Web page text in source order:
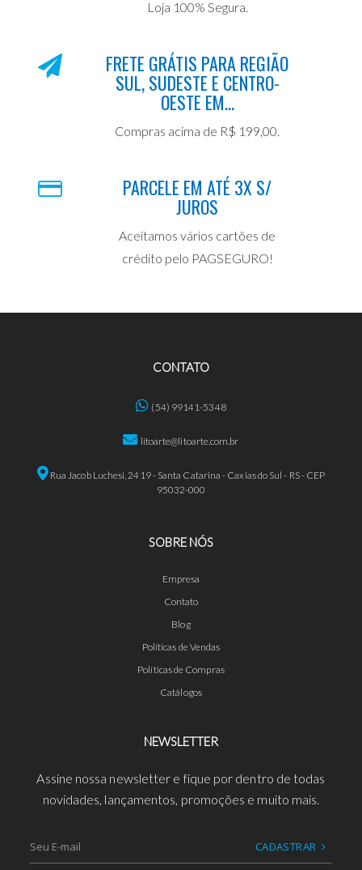
Loja 100% Segura.
FRETE GRÁTIS PARA REGIÃO
SUL, SUDESTE E CENTRO-
OESTE EM...
Compras acima de R$ 199,00.
PARCELE EM ATÉ 3X S/
JUROS
Aceitamos vários cartões de
crédito pelo PAGSEGURO!
CONTATO
(54) 99141-5348
litoarte@litoarte.com.br
Rua Jacob Luchesi, 2419 - Santa Catarina - Caxias do Sul - RS - CEP
95032-000
SOBRE NÓS
Empresa
Contato
Blog
Políticas de Vendas
Políticas de Compras
Catálogos
NEWSLETTER
Assine nossa newsletter e fique por dentro de todas
novidades, lançamentos, promoções e muito mais.
CADASTRAR